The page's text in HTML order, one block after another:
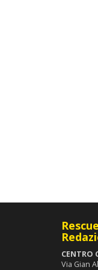
CENTRO
Via Gian